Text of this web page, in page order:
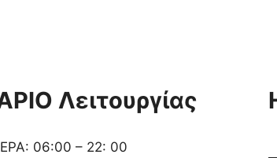
Λειτουργίας
06:00 – 22: 00